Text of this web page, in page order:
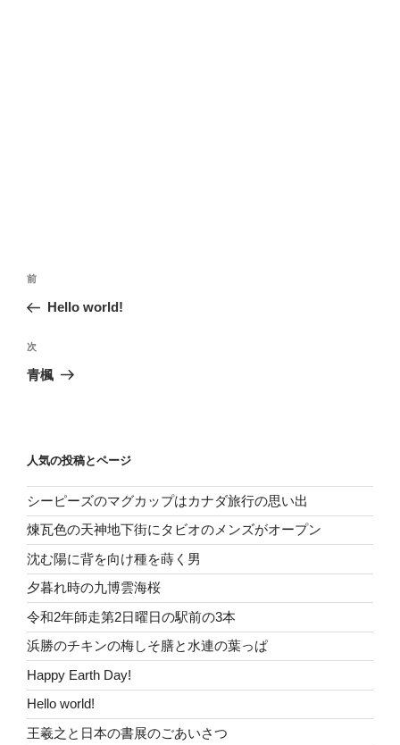
投
ナ
ビ
ゲ
ン
前
の
稿
前
Hello world!
次
の
次
青楓
人気の投稿とページ
シーピーズのマグカップはカナダ旅行の思い出
煉瓦色の天神地下街にタビオのメンズがオープン
沈む陽に背を向け種を蒔く男
夕暮れ時の九博雲海桜
令和2年師走第2日曜日の駅前の3本
浜勝のチキンの梅しそ膳と水連の葉っぱ
Happy Earth Day!
Hello world!
王羲之と日本の書展のごあいさつ